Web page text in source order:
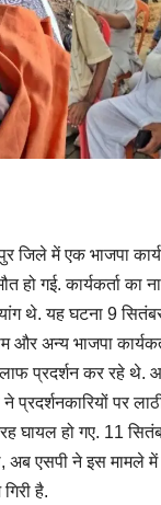
जिले में एक भाजपा
हो गई. कार्यकर्ता का
थे. यह घटना 9
और अन्य भाजपा
प्रदर्शन कर रहे थे.
प्रदर्शनकारियों पर
घायल हो गए. 11
अब एसपी ने इस मामले में
है.